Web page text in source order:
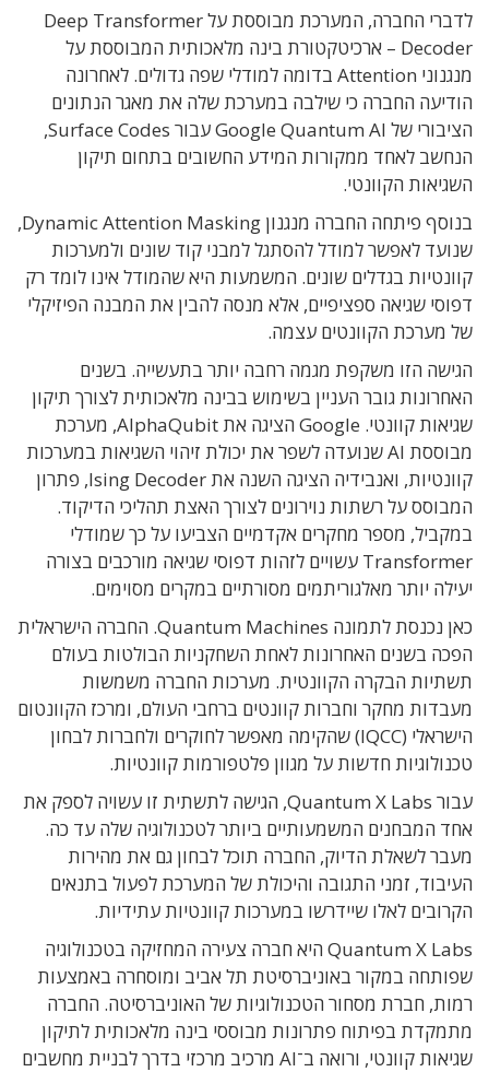
לדברי החברה, המערכת מבוססת על Deep Transformer
Decoder – ארכיטקטורת בינה מלאכותית המבוססת על
מנגנוני Attention בדומה למודלי שפה גדולים. לאחרונה
הודיעה החברה כי שילבה במערכת שלה את מאגר הנתונים
הציבורי של Google Quantum AI עבור Surface Codes,
הנחשב לאחד ממקורות המידע החשובים בתחום תיקון
השגיאות הקוונטי.
בנוסף פיתחה החברה מנגנון Dynamic Attention Masking,
שנועד לאפשר למודל להסתגל למבני קוד שונים ולמערכות
קוונטיות בגדלים שונים. המשמעות היא שהמודל אינו לומד רק
דפוסי שגיאה ספציפיים, אלא מנסה להבין את המבנה הפיזיקלי
של מערכת הקוונטים עצמה.
הגישה הזו משקפת מגמה רחבה יותר בתעשייה. בשנים
האחרונות גובר העניין בשימוש בבינה מלאכותית לצורך תיקון
שגיאות קוונטי. Google הציגה את AlphaQubit, מערכת
מבוססת AI שנועדה לשפר את יכולת זיהוי השגיאות במערכות
קוונטיות, ואנבידיה הציגה השנה את Ising Decoder, פתרון
המבוסס על רשתות נוירונים לצורך האצת תהליכי הדיקוד.
במקביל, מספר מחקרים אקדמיים הצביעו על כך שמודלי
Transformer עשויים לזהות דפוסי שגיאה מורכבים בצורה
יעילה יותר מאלגוריתמים מסורתיים במקרים מסוימים.
כאן נכנסת לתמונה Quantum Machines. החברה הישראלית
הפכה בשנים האחרונות לאחת השחקניות הבולטות בעולם
תשתיות הבקרה הקוונטית. מערכות החברה משמשות
מעבדות מחקר וחברות קוונטים ברחבי העולם, ומרכז הקוונטום
הישראלי (IQCC) שהקימה מאפשר לחוקרים ולחברות לבחון
טכנולוגיות חדשות על מגוון פלטפורמות קוונטיות.
עבור Quantum X Labs, הגישה לתשתית זו עשויה לספק את
אחד המבחנים המשמעותיים ביותר לטכנולוגיה שלה עד כה.
מעבר לשאלת הדיוק, החברה תוכל לבחון גם את מהירות
העיבוד, זמני התגובה והיכולת של המערכת לפעול בתנאים
הקרובים לאלו שיידרשו במערכות קוונטיות עתידיות.
Quantum X Labs היא חברה צעירה המחזיקה בטכנולוגיה
שפותחה במקור באוניברסיטת תל אביב ומוסחרה באמצעות
רמות, חברת מסחור הטכנולוגיות של האוניברסיטה. החברה
מתמקדת בפיתוח פתרונות מבוססי בינה מלאכותית לתיקון
שגיאות קוונטי, ורואה ב־AI מרכיב מרכזי בדרך לבניית מחשבים